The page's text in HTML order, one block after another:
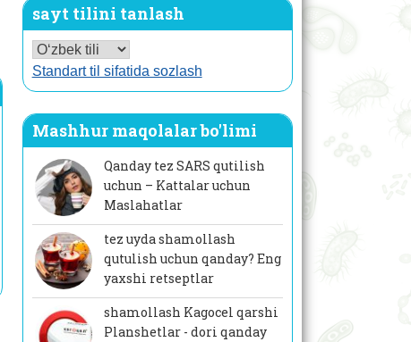
sayt tilini tanlash
Standart til sifatida sozlash
Mashhur maqolalar bo'limi
Qanday tez SARS qutilish
uchun – Kattalar uchun
Maslahatlar
tez uyda shamollash
qutulish uchun qanday? Eng
yaxshi retseptlar
shamollash Kagocel qarshi
Planshetlar - dori qanday